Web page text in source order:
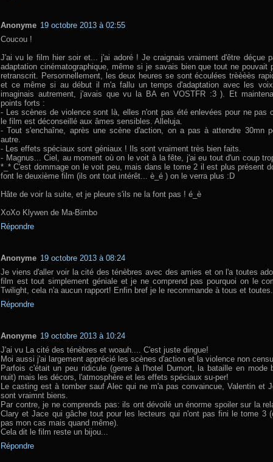
Anonyme 19 octobre 2013 à 02:55
Coucou !
J'ai vu le film hier soir et... j'ai adoré ! Je craignais vraiment d'être déçue
adaptation cinématographique, même si je savais bien que tout ne pouvait
retranscrit. Personnellement, les deux heures se sont écoulées trèèèès
et ce même si au début il m'a fallu un temps d'adaptation avec les
imaginais autrement, j'avais que vu la BA en VOSTFR :3 ). Et
points forts :
- Les scènes de violence sont là, elles n'ont pas été enlevées pour ne pas
le film est déconseillé aux âmes sensibles. Alleluja.
- Tout s'enchaîne, après une scène d'action, on a pas à attendre 30mn
autre.
- Les effets spéciaux sont géniaux ! Ils sont vraiment très bien faits.
- Magnus... Ciel, au moment où on le voit à la fête, j'ai eu tout d'un coup
*_* C'est dommage on le voit peu, mais dans le tome 2 il est plus présent
font le deuxième film (ils ont tout intérêt... è_é ) on le verra plus :D
Hâte de voir la suite, et je pleure s'ils ne la font pas ! é_è
XoXo Klywen de Ma-Bimbo
Répondre
Anonyme 19 octobre 2013 à 08:24
Je viens d'aller voir la cité des ténèbres avec des amies et on l'a toutes
film est tout simplement géniale et je ne comprend pas pourquoi on le
Twilight, cela n'a aucun rapport! Enfin bref je le recommande à tous et toutes.
Répondre
Anonyme 19 octobre 2013 à 10:24
J'ai vu La cité des ténèbres et woauh.... C'est juste dingue!
Moi aussi j'ai largement apprécié les scènes d'action et la violence non
Parfois c'était un peu ridicule (genre à l'hotel Dumort, la bataille en mode
nuit) mais les décors, l'atmosphère et les effets spéciaux su-per!
Le casting est à tomber sauf Alec qui ne m'a pas convaincue, Valentin et
sont vraimnt biens.
Par contre, je ne comprends pas: ils ont dévoilé un énorme spoiler sur la
Clary et Jace qui gâche tout pour les lecteurs qui n'ont pas fini le tome 3
pas mon cas mais quand même).
Cela dit le film reste un bijou...
Répondre